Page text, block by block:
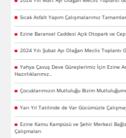
Sıcak Asfalt Yapım Çalışmalarımız
Ezine Baransel Caddesi Açık Otopark ve
2024 Yılı Şubat Ayı Olağan Meclis Toplantı
Yahya Çavuş Deve Güreşlerimiz İçin Ezine
Hazırlıklarımız..
Çocuklarımızın Mutluluğu Bizim
Yarı Yıl Tatilinde de Var Gücümüzle
Ezine Kamu Kampüsü ve Şehir Merkezi
Çalışmaları